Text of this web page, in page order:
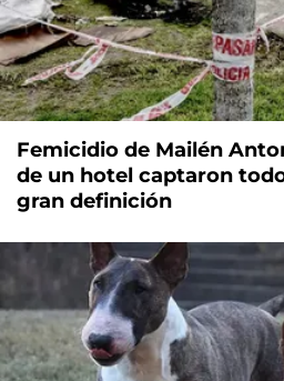
Femicidio de Mailén
de un hotel captaron
gran definición